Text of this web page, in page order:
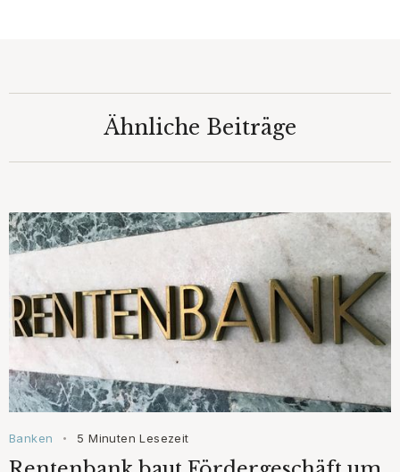
Ähnliche Beiträge
Banken • 5 Minuten Lesezeit